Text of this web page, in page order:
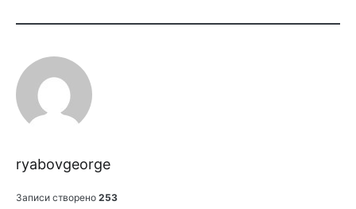
ryabovgeorge
Записи створено 253